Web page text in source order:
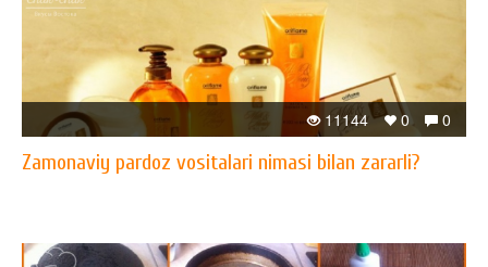
0
0
11144
Zamonaviy pardoz vositalari nimasi bilan zararli?